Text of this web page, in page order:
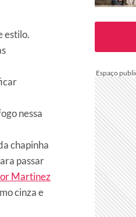
estilo.
nessa
chapinha
passar
Martinez
cinza e